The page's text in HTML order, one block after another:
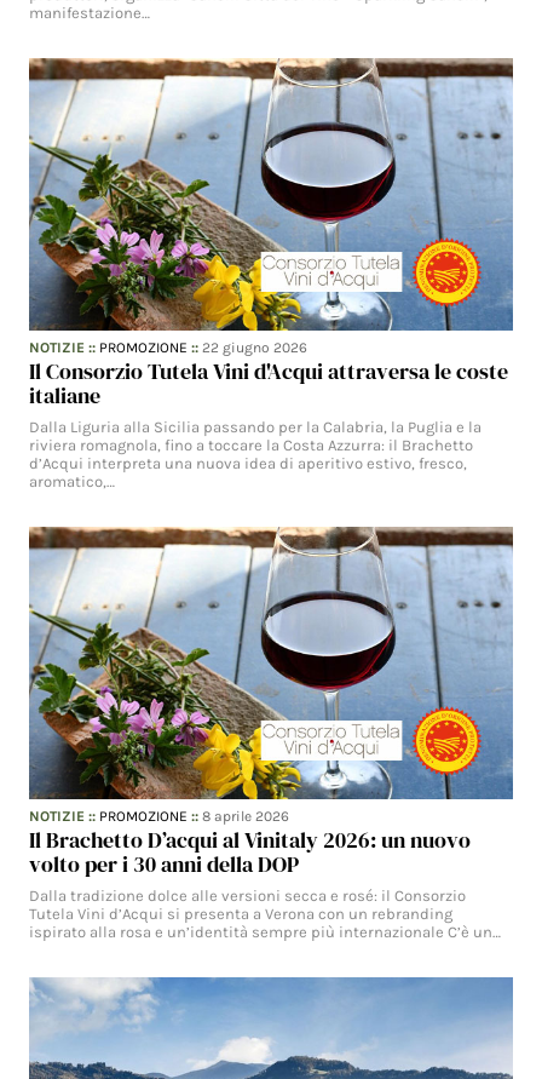
manifestazione…
NOTIZIE :: PROMOZIONE ::22 giugno 2026
Il Consorzio Tutela Vini d'Acqui attraversa le coste
italiane
Dalla Liguria alla Sicilia passando per la Calabria, la Puglia e la
riviera romagnola, fino a toccare la Costa Azzurra: il Brachetto
d’Acqui interpreta una nuova idea di aperitivo estivo, fresco,
aromatico,…
NOTIZIE :: PROMOZIONE ::8 aprile 2026
Il Brachetto D’acqui al Vinitaly 2026: un nuovo
volto per i 30 anni della DOP
Dalla tradizione dolce alle versioni secca e rosé: il Consorzio
Tutela Vini d’Acqui si presenta a Verona con un rebranding
ispirato alla rosa e un’identità sempre più internazionale C’è un…